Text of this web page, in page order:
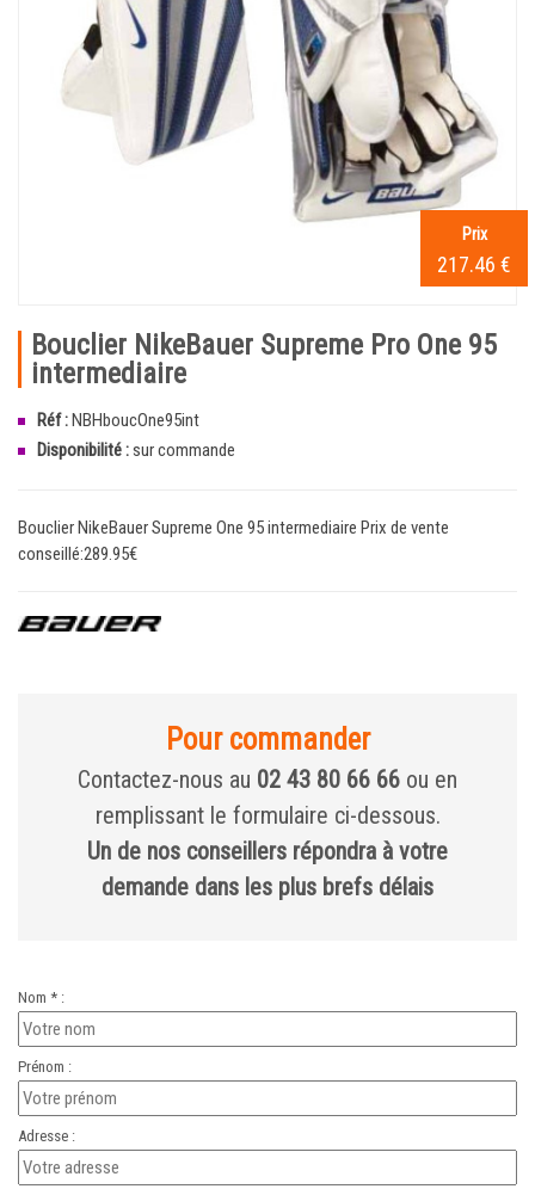
Prix
217.46 €
Bouclier NikeBauer Supreme Pro One 95
intermediaire
Réf :NBHboucOne95int
Disponibilité :sur commande
Bouclier NikeBauer Supreme One 95 intermediaire Prix de vente
conseillé:289.95€
Pour commander
Contactez-nous au 02 43 80 66 66 ou en
remplissant le formulaire ci-dessous.
Un de nos conseillers répondra à votre
demande dans les plus brefs délais
Nom * :
Prénom :
Adresse :